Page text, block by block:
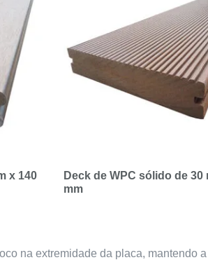
x 140
Deck de WPC sólido de 30
mm
na extremidade da placa, mantendo a